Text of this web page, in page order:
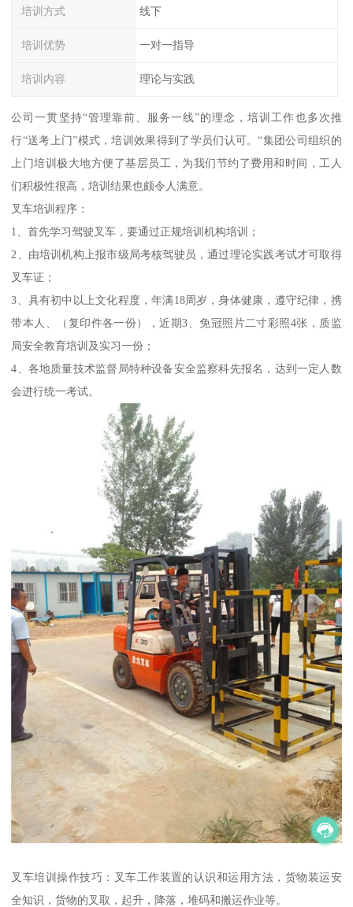
培训方式 线下
培训优势 一对一指导
培训内容 理论与实践
公司一贯坚持“管理靠前、服务一线”的理念，培训工作也多次推
行“送考上门”模式，培训效果得到了学员们认可。“集团公司组织的
上门培训极大地方便了基层员工，为我们节约了费用和时间，工人
们积极性很高，培训结果也颇令人满意。
叉车培训程序：
1、首先学习驾驶叉车，要通过正规培训机构培训；
2、由培训机构上报市级局考核驾驶员，通过理论实践考试才可取得
叉车证；
3、具有初中以上文化程度，年满18周岁，身体健康，遵守纪律，携
带本人、（复印件各一份），近期3、免冠照片二寸彩照4张，质监
局安全教育培训及实习一份；
4、各地质量技术监督局特种设备安全监察科先报名，达到一定人数
会进行统一考试。
叉车培训操作技巧：叉车工作装置的认识和运用方法，货物装运安
全知识，货物的叉取，起升，降落，堆码和搬运作业等。